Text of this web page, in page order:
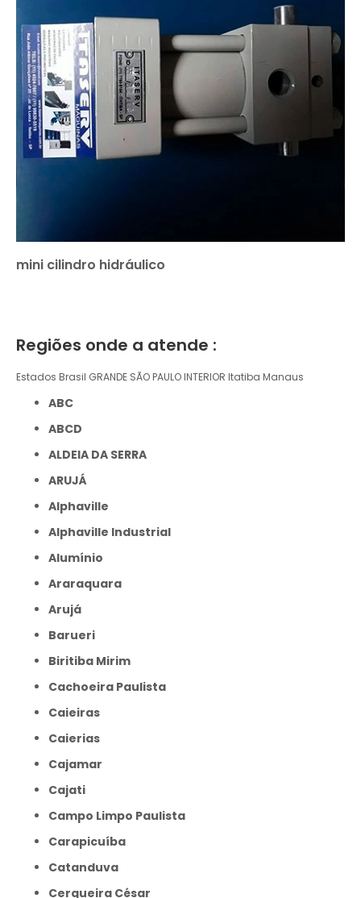
mini cilindro hidráulico
Regiões onde a atende :
Estados Brasil GRANDE SÃO PAULO INTERIOR Itatiba Manaus
ABC
ABCD
ALDEIA DA SERRA
ARUJÁ
Alphaville
Alphaville Industrial
Alumínio
Araraquara
Arujá
Barueri
Biritiba Mirim
Cachoeira Paulista
Caieiras
Caierias
Cajamar
Cajati
Campo Limpo Paulista
Carapicuíba
Catanduva
Cerqueira César